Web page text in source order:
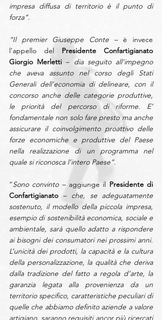
impresa diffusa di territorio è il punto di
forza”.
“Il premier Giuseppe Conte – è invece
l’appello del Presidente Confartigianato
Giorgio Merletti – dia seguito all’impegno
che aveva assunto nel corso degli Stati
Generali dell’economia di delineare, con il
concorso anche delle categorie produttive,
le priorità del percorso di riforme. E’
fondamentale non solo fare presto ma anche
assicurare il coinvolgimento proattivo delle
forze economiche e produttive del Paese
nella realizzazione di un programma nel
quale si riconosca l’intero Paese”.
“Sono convinto – aggiunge il Presidente di
Confartigianato – che, se adeguatamente
sostenuto, il modello della piccola impresa,
esempio di sostenibilità economica, sociale e
ambientale, sarà quello adatto a rispondere
ai bisogni dei consumatori nei prossimi anni.
L’unicità dei prodotti, la capacità e la cultura
della personalizzazione, la qualità che deriva
dalla tradizione del fatto a regola d’arte, la
garanzia legata alla provenienza da un
territorio specifico, caratteristiche peculiari di
quelle che abbiamo definito aziende a valore
artigiano, saranno requisiti ancor più ricercati